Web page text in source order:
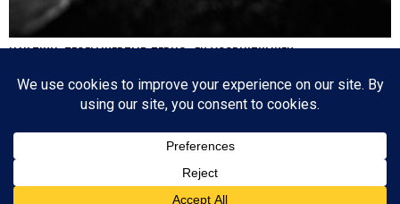
HA’AZINU: TEGELIJKERTIJD TERUG- EN VOORUITKIJKEN
oktober 2020 begonnen: de eerste parasja van het jaar. Het zijn dagen die
tegenstrijdige emoties oproepen: aan de ene kant lezen we over de laatste dagen
Since 2003 © All Rights Reserved | Foto's Robbert Baruch tenzij anders vermeld
BOVEN